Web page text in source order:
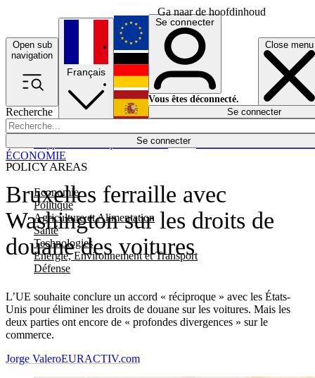
Ga naar de hoofdinhoud
Open sub
navigation
Close menu
Recherche
Se connecter
POLICY AREAS
Economie
Politique
Agriculture et Alimentation
Santé
Technologies
Energie, Environnement et Transport
Défense
Économie
Français
English
Deutsch
Español
Se connecter
Vous êtes déconnecté.
Se connecter
Bruxelles ferraille avec
Washington sur les droits de
douane des voitures
L’UE souhaite conclure un accord « réciproque » avec les États-
Unis pour éliminer les droits de douane sur les voitures. Mais les
deux parties ont encore de « profondes divergences » sur le
commerce.
ÉCONOMIE
Jorge ValeroEURACTIV.com